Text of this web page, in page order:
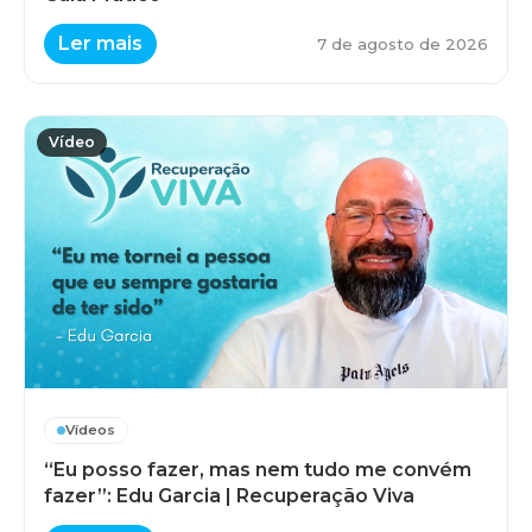
Ler mais 7 de agosto de 2026
Vídeo
Vídeos
“Eu posso fazer, mas nem tudo me convém
fazer”: Edu Garcia | Recuperação Viva